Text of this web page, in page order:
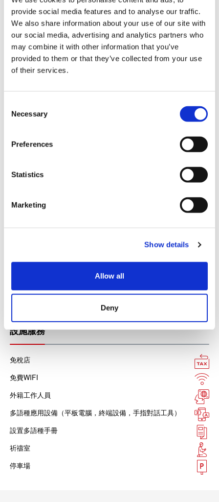
provide social media features and to analyse our traffic.
We also share information about your use of our site with
our social media, advertising and analytics partners who
may combine it with other information that you’ve
provided to them or that they’ve collected from your use
of their services.
Necessary
Preferences
Statistics
Marketing
Show details
Allow all
Deny
結算
信用卡
JCB信用卡
設施服務
免稅店
免費WIFI
外籍工作人員
多語種應用設備（平板電腦，終端設備，手指對話工具）
設置多語種手冊
祈禱室
停車場